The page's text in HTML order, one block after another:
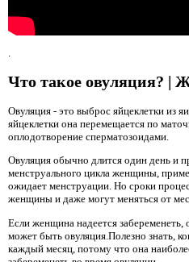
Что такое овуляция? |
Овуляция - это выброс яйцеклетки из
яйцеклетки она перемещается по
оплодотворение сперматозоидами.
Овуляция обычно длится один день и
менструального цикла женщины,
ожидает менструации. Но сроки
женщины и даже могут меняться от
Если женщина надеется забеременеть,
может быть овуляция.Полезно знать,
каждый месяц, потому что она